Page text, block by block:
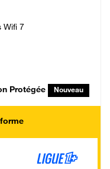
Wifi 7
Protégée Nouveau